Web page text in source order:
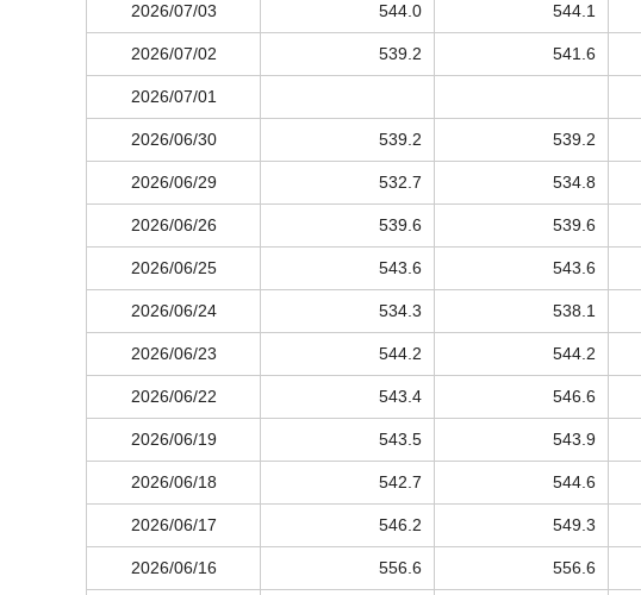
2026/07/03 544.0 544.1
2026/07/02 539.2 541.6
2026/07/01
2026/06/30 539.2 539.2
2026/06/29 532.7 534.8
2026/06/26 539.6 539.6
2026/06/25 543.6 543.6
2026/06/24 534.3 538.1
2026/06/23 544.2 544.2
2026/06/22 543.4 546.6
2026/06/19 543.5 543.9
2026/06/18 542.7 544.6
2026/06/17 546.2 549.3
2026/06/16 556.6 556.6